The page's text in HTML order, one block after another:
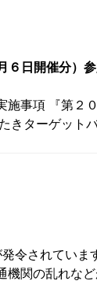
６日開催分）
事項 『第２
きターゲット
令されていま
関の乱れなど